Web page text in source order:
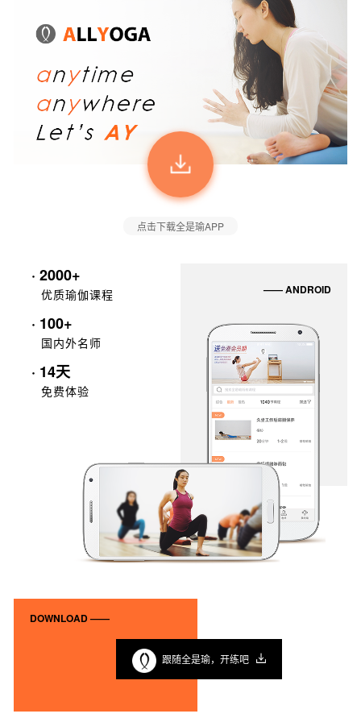
点击下载全是瑜APP
· 2000+
优质瑜伽课程
· 100+
国内外名师
· 14天
免费体验
—— ANDROID
DOWNLOAD ——
跟随全是瑜，开练吧